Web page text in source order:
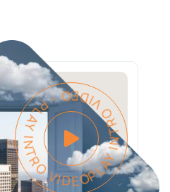
PLAY INTRO VIDEO - PLAY INTRO VIDEO -